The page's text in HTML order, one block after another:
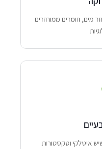
מים, חומרים ממוחזרים
איטלקי וטקסטורות